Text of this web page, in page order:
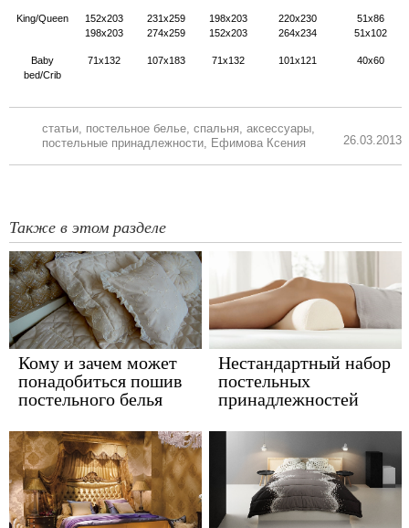
King/Queen
152x203
198x203
231x259
274x259
198x203
152x203
220x230
264x234
51x86
51x102
Baby
bed/Crib
71х132 107х183 71х132 101х121 40х60
статьи постельное белье спальня аксессуары
постельные принадлежности
Ефимова Ксения 26.03.2013
Также в этом разделе
Кому и зачем может
понадобиться пошив
постельного белья
Нестандартный набор
постельных
принадлежностей